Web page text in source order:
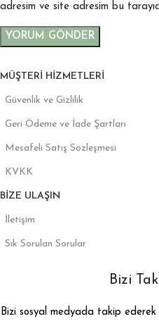
adresim ve site adresim bu
MÜŞTERI HIZMETLERI
Güvenlik ve Gizlilik
Geri Ödeme ve İade Şartları
Mesafeli Satış Sözleşmesi
KVKK
BIZE ULAŞIN
İletişim
Sık Sorulan Sorular
Bizi
Bizi sosyal medyada takip